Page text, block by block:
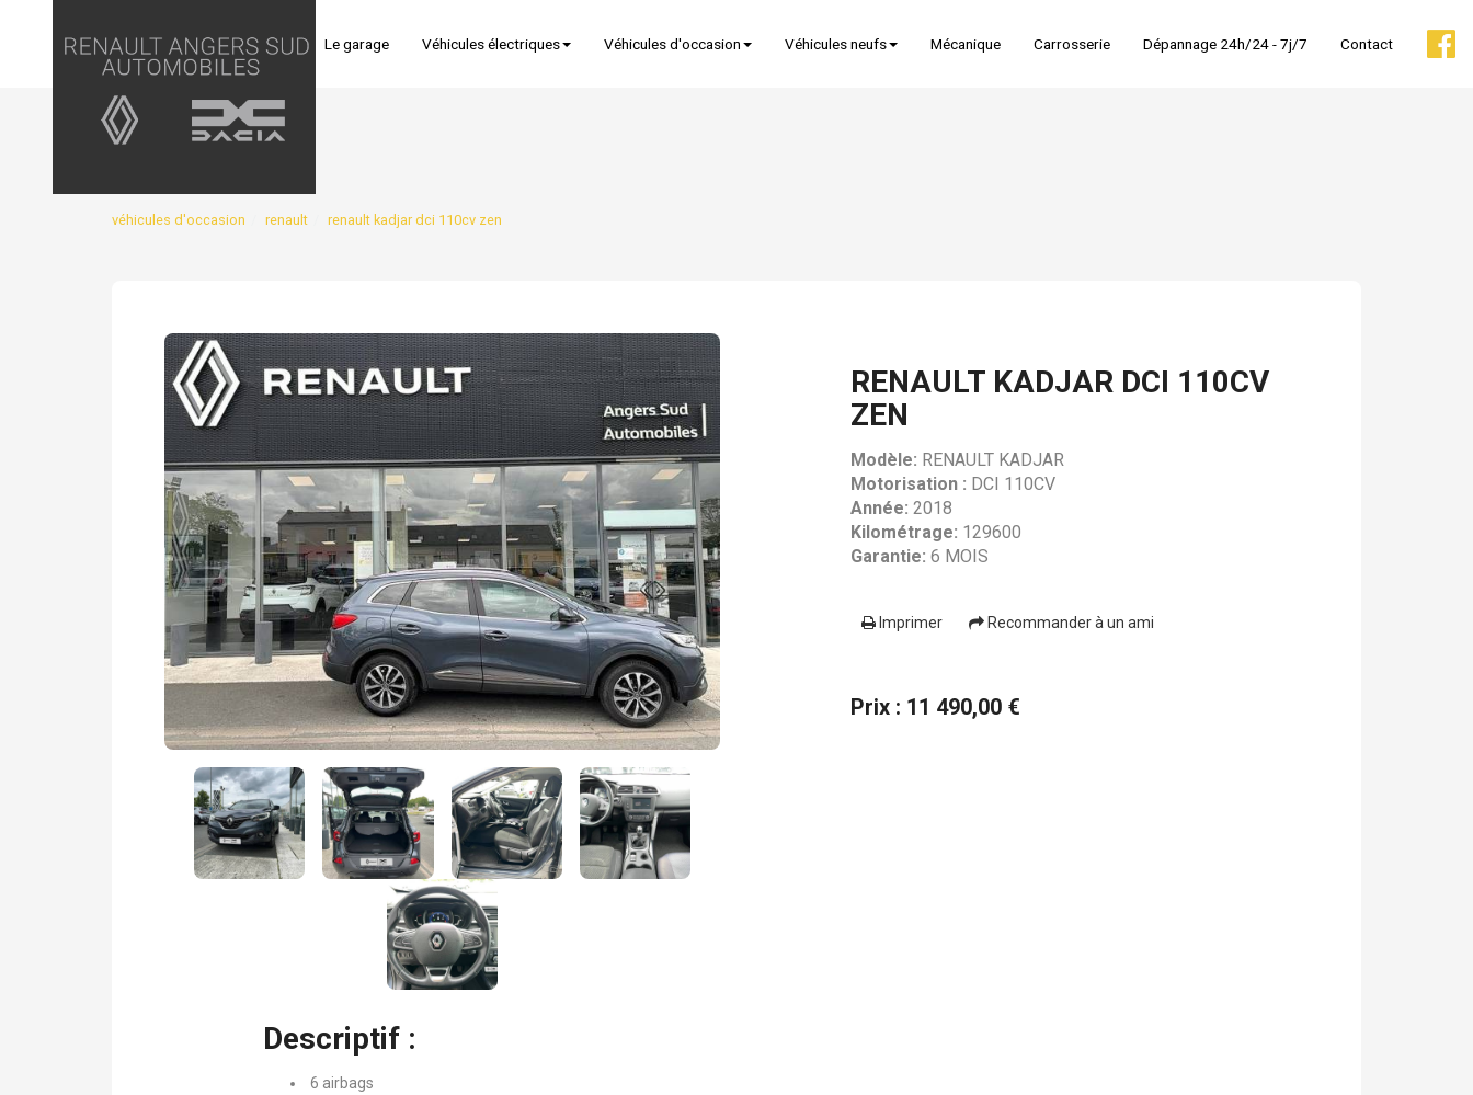
Accueil Le garage Véhicules électriques Véhicules d'occasion Véhicules neufs Mécanique Carrosserie Dépannage 24h/24 - 7j/7 Contact
véhicules d'occasion renault renault kadjar dci 110cv zen
Descriptif :
6 airbags
RENAULT KADJAR DCI 110CV
ZEN
Modèle: RENAULT KADJAR
Motorisation : DCI 110CV
Année: 2018
Kilométrage: 129600
Garantie: 6 MOIS
Imprimer Recommander à un ami
Prix : 11 490,00 €